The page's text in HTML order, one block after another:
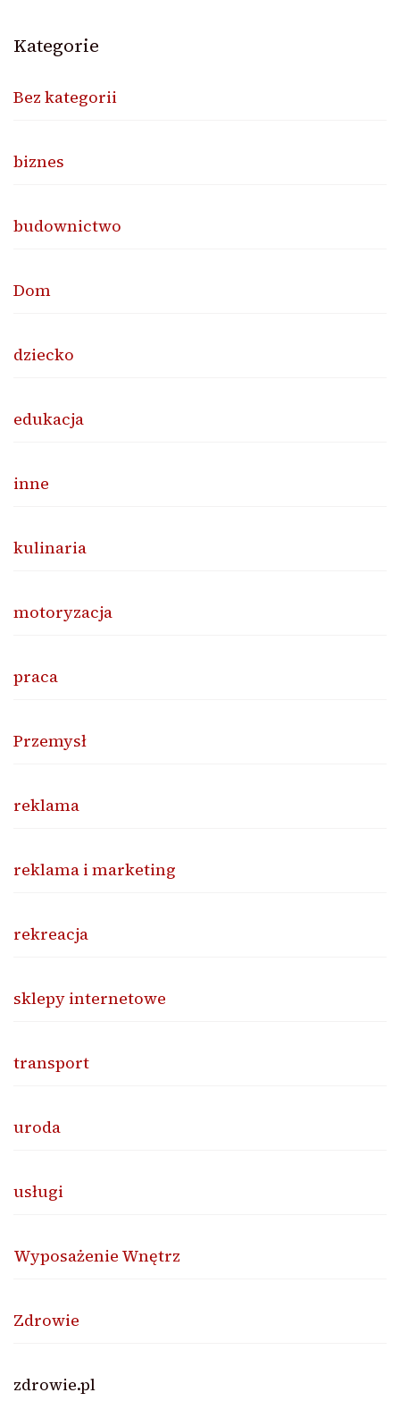
Kategorie
Bez kategorii
biznes
budownictwo
Dom
dziecko
edukacja
inne
kulinaria
motoryzacja
praca
Przemysł
reklama
reklama i marketing
rekreacja
sklepy internetowe
transport
uroda
usługi
Wyposażenie Wnętrz
Zdrowie
zdrowie.pl